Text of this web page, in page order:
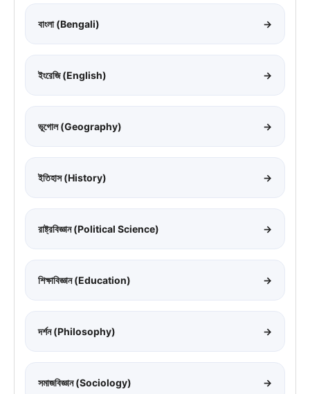
বাংলা (Bengali) →
ইংরেজি (English) →
ভূগোল (Geography) →
ইতিহাস (History) →
রাষ্ট্রবিজ্ঞান (Political Science) →
শিক্ষাবিজ্ঞান (Education) →
দর্শন (Philosophy) →
সমাজবিজ্ঞান (Sociology) →